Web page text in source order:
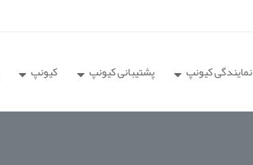
نمایندگی کیونپ پشتیبانی کیونپ کیونپ